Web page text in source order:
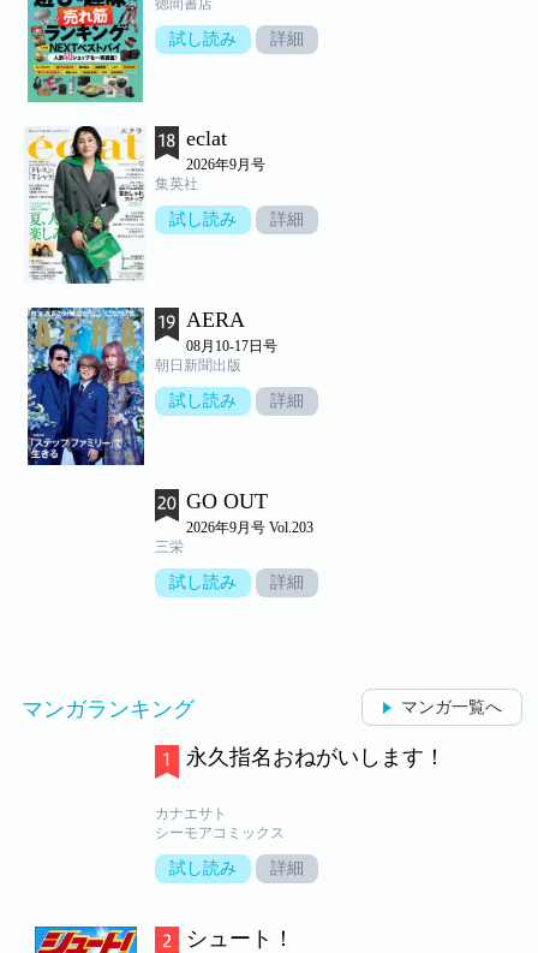
試し読み 詳細
eclat
2026年9月号
集英社
試し読み 詳細
AERA
08月10-17日号
朝日新聞出版
試し読み 詳細
GO OUT
2026年9月号 Vol.203
三栄
試し読み 詳細
マンガランキング マンガ一覧へ
永久指名おねがいします！
カナエサト
シーモアコミックス
試し読み 詳細
シュート！